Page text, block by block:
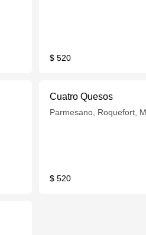
$ 520
Cuatro Quesos
Parmesano, Roquefort,
$ 520